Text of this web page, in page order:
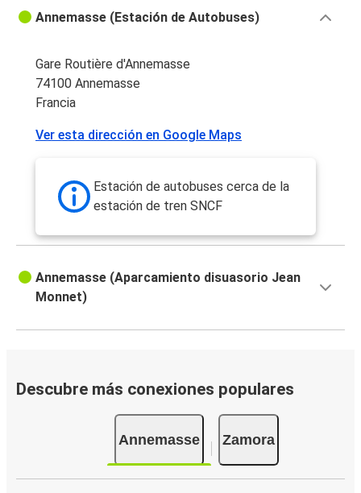
Annemasse (Estación de Autobuses)
Gare Routière d'Annemasse
74100 Annemasse
Francia
Ver esta dirección en Google Maps
Estación de autobuses cerca de la
estación de tren SNCF
Annemasse (Aparcamiento disuasorio Jean
Monnet)
Descubre más conexiones populares
Annemasse Zamora